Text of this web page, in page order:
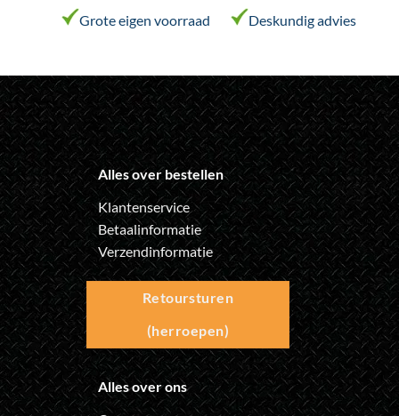
de
productpagina
de
productpagina
Grote eigen voorraad Deskundig advies
Alles over bestellen
Klantenservice
Betaalinformatie
Verzendinformatie
Retoursturen
(herroepen)
Alles over ons